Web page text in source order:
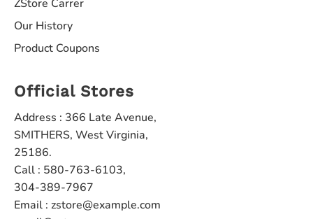
ZStore Carrer
Our History
Product Coupons
Official Stores
Address : 366 Late Avenue,
SMITHERS, West Virginia,
25186.
Call : 580-763-6103,
304-389-7967
Email : zstore@example.com